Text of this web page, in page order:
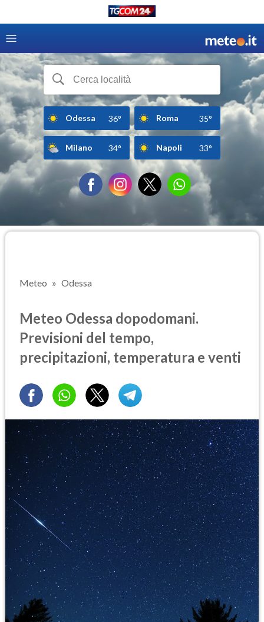
Odessa 36° Roma 35°
Milano 34° Napoli 33°
Meteo Odessa
Meteo Odessa dopodomani.
Previsioni del tempo,
precipitazioni, temperatura e venti